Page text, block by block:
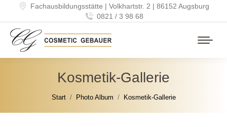
Fachausbildungsstätte | Volkhartstr. 2 | 86152 Augsburg
0821 / 3 98 68
Kosmetik-Gallerie
Sie befinden sich hier:
Start Photo Album Kosmetik-Gallerie